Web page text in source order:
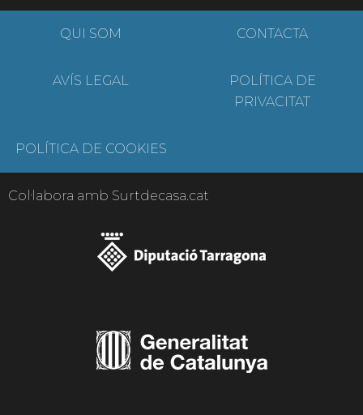
QUI SOM CONTACTA
AVÍS LEGAL
POLÍTICA DE
PRIVACITAT
POLÍTICA DE COOKIES
Col·labora amb Surtdecasa.cat